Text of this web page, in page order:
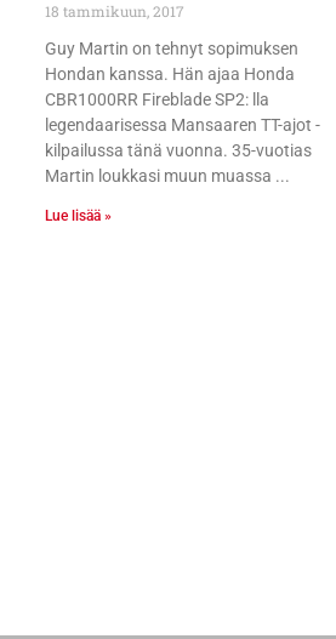
18 tammikuun, 2017
Guy Martin on tehnyt sopimuksen
Hondan kanssa. Hän ajaa Honda
CBR1000RR Fireblade SP2: lla
legendaarisessa Mansaaren TT-ajot -
kilpailussa tänä vuonna. 35-vuotias
Martin loukkasi muun muassa
Lue lisää »